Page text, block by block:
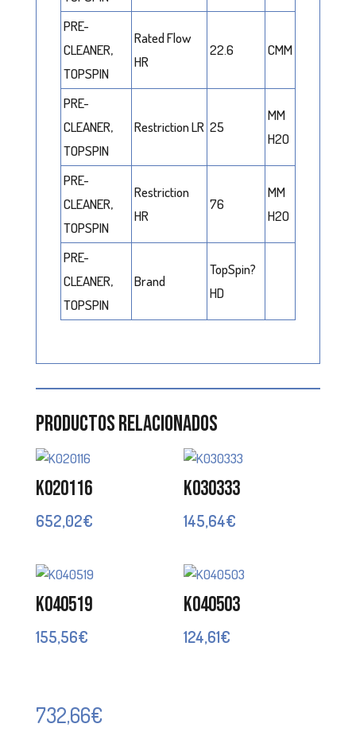
PRE-
CLEANER,
TOPSPIN
Rated Flow
HR
22.6 CMM
PRE-
CLEANER,
TOPSPIN
Restriction LR 25
MM
H2O
PRE-
CLEANER,
TOPSPIN
Restriction
HR
76
MM
H2O
PRE-
CLEANER,
TOPSPIN
Brand
TopSpin?
HD
Productos relacionados
K020116
652,02€
K030333
145,64€
K040519
155,56€
K040503
124,61€
732,66€